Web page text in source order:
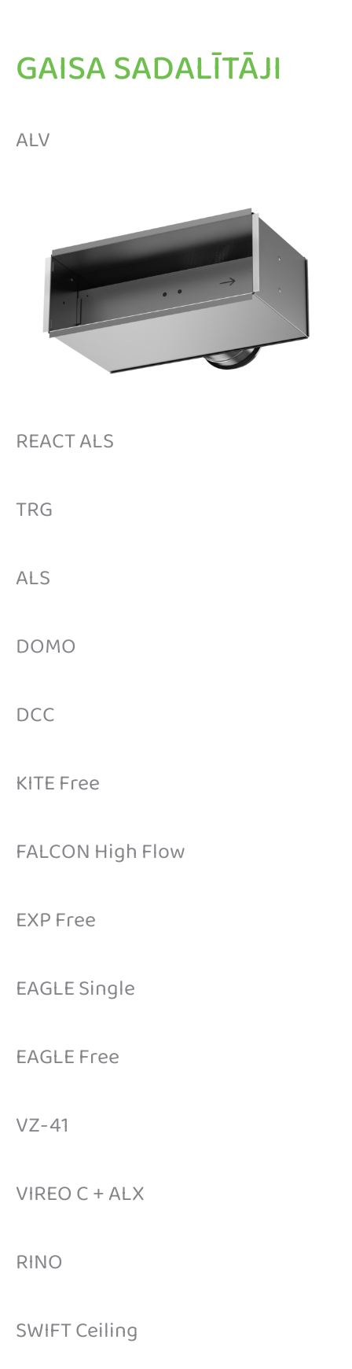
GAISA SADALĪTĀJI
ALV
REACT ALS
TRG
ALS
DOMO
DCC
KITE Free
FALCON High Flow
EXP Free
EAGLE Single
EAGLE Free
VZ-41
VIREO C + ALX
RINO
SWIFT Ceiling